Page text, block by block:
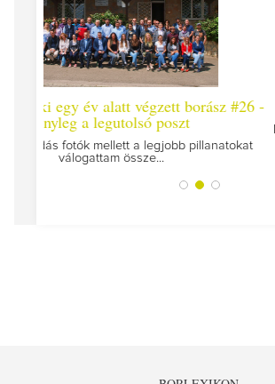
#26 - Így lesz valaki egy év alatt
Megírtuk a modulzáró vizsgákat,
az utolsó...